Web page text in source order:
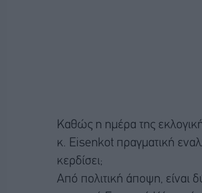
Καθώς η ημέρα της
κ. Eisenkot πραγματική
κερδίσει;
Από πολιτική άποψη, είναι